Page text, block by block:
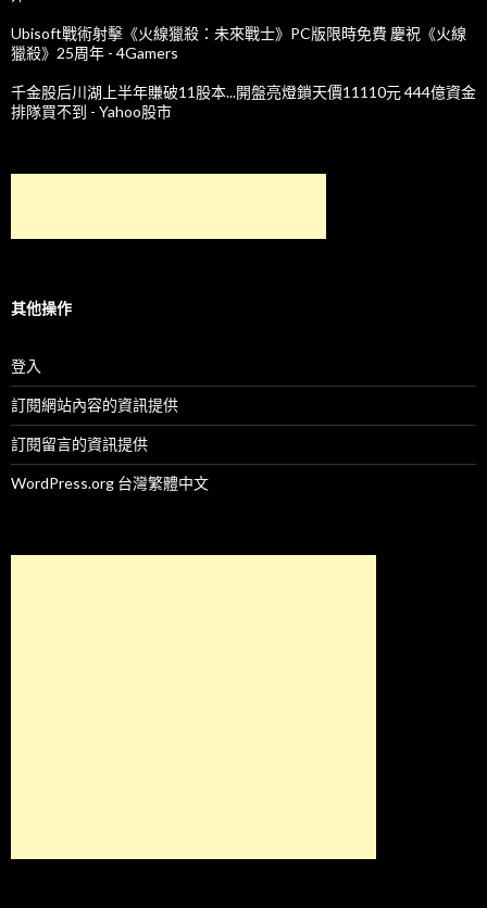
Ubisoft戰術射擊《火線獵殺：未來戰士》PC版限時免費 慶祝《火線
獵殺》25周年 - 4Gamers
千金股后川湖上半年賺破11股本...開盤亮燈鎖天價11110元 444億資金
排隊買不到 - Yahoo股市
其他操作
登入
訂閱網站內容的資訊提供
訂閱留言的資訊提供
WordPress.org 台灣繁體中文